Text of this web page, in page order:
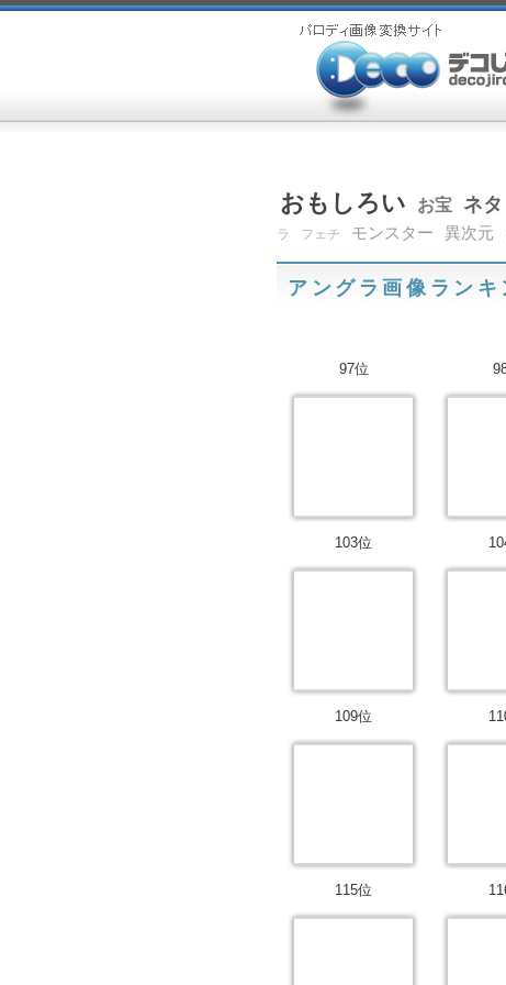
おもしろい お宝 ネタ
ラ
フェチ モンスター 異次元
アングラ画像ランキ
97位
103位
109位
115位